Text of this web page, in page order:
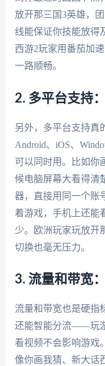
放开那三国3英雄，
线能保证你技能放得
西游2玩家用番茄加
一路顺畅。
2. 多平台支持
另外，多平台支持真
Android、iOS、
可以同时用。比如你
候电脑屏幕大看得清
器，直接用同一个账
着游戏，手机上还能
少。欧洲玩家玩放开
切换也毫无压力。
3. 流量和带宽
流量和带宽也是硬指
还能智能分流——玩
看视频不会影响游戏
像你画我猜、新大话